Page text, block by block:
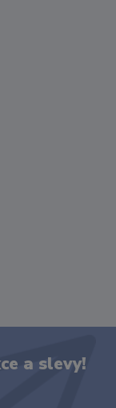
a slevy!